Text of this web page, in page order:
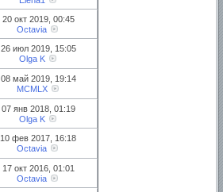
20 окт 2019, 00:45
Octavia
26 июл 2019, 15:05
Olga K
08 май 2019, 19:14
MCMLX
07 янв 2018, 01:19
Olga K
10 фев 2017, 16:18
Octavia
17 окт 2016, 01:01
Octavia